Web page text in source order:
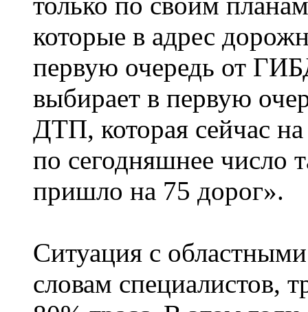
которые в адрес
первую очередь от
выбирает в первую
ДТП, которая сейчас
по сегодняшнее число
пришло на 75 дорог».
Ситуация с
словам специалистов,